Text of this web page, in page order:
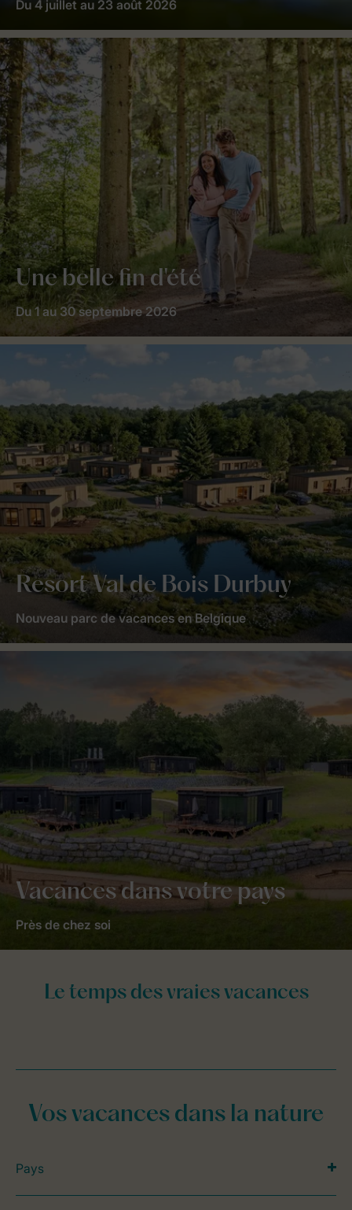
Du 4 juillet au 23 août 2026
Une belle fin d'été
Du 1 au 30 septembre 2026
Resort Val de Bois Durbuy
Nouveau parc de vacances en Belgique
Vacances dans votre pays
Près de chez soi
Vos vacances dans la nature
Pays